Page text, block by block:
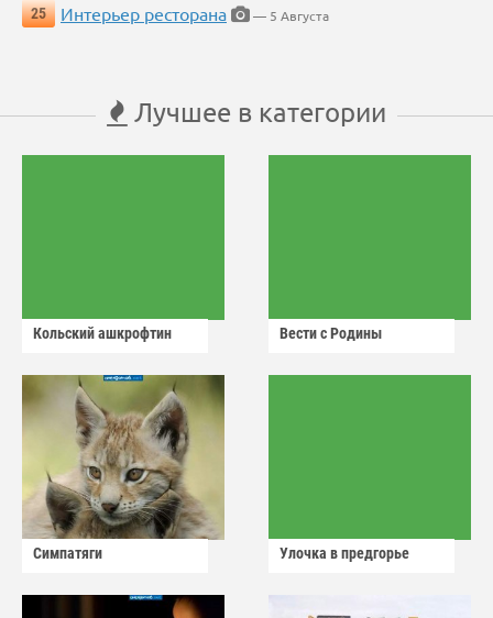
25
Интерьер ресторана — 5 Августа
Лучшее в категории
Кольский ашкрофтин Вести с Родины
Симпатяги Улочка в предгорье